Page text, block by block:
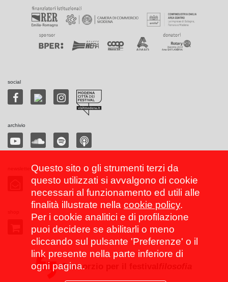
social
archivio
Consorzio per il festival
Questo sito o gli strumenti terzi da
questo utilizzati si avvalgono di cookie
necessari al funzionamento ed utili alle
finalità illustrate nella cookie policy.
Per i cookie analitici e di profilazione
puoi decidere se abilitarli o meno
cliccando sul pulsante 'Preferenze' o il
link presente nella parte inferiore di
ogni pagina.